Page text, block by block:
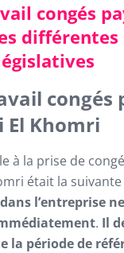
congés
différentes
congés
El Khomri
à la prise de
était la suivante
l’entreprise
. Il
la période de